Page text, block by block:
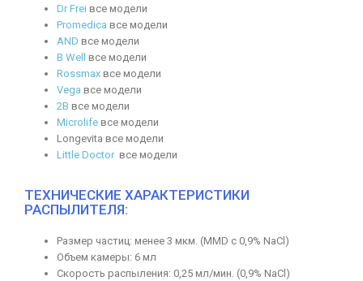
Dr Frei все модели
Promedica все модели
AND все модели
B Well все модели
Rossmax все модели
Vega все модели
2B все модели
Microlife все модели
Longevita все модели
Little Doctorвсе модели
ТЕХНИЧЕСКИЕ ХАРАКТЕРИСТИКИ
РАСПЫЛИТЕЛЯ:
Размер частиц: менее 3 мкм. (ММD с 0,9% NaCl)
Объем камеры: 6 мл
Скорость распыления: 0,25 мл/мин. (0,9% NaCl)